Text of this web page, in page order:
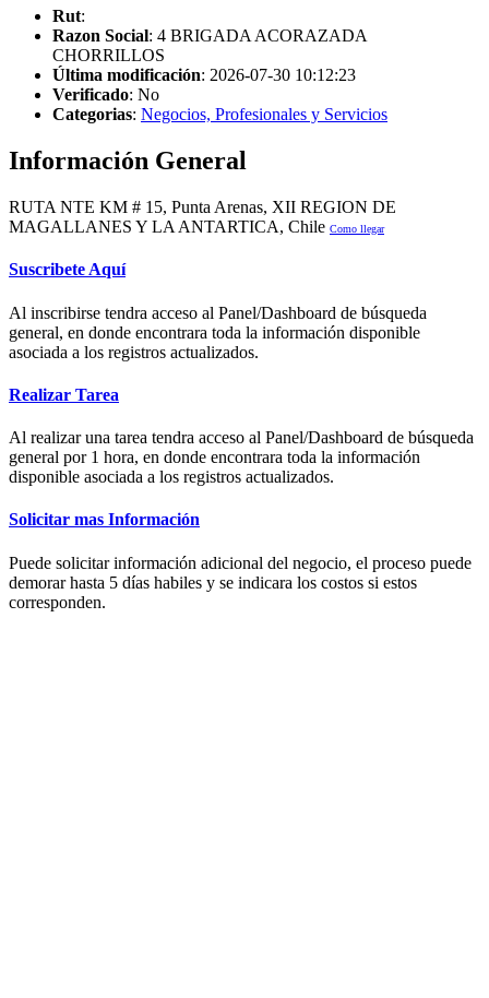
Rut:
Razon Social: 4 BRIGADA ACORAZADA
CHORRILLOS
Última modificación: 2026-07-30 10:12:23
Verificado: No
Categorias: Negocios, Profesionales y Servicios
Información General
RUTA NTE KM # 15, Punta Arenas, XII REGION DE
MAGALLANES Y LA ANTARTICA, Chile Como llegar
Suscribete Aquí
Al inscribirse tendra acceso al Panel/Dashboard de búsqueda
general, en donde encontrara toda la información disponible
asociada a los registros actualizados.
Realizar Tarea
Al realizar una tarea tendra acceso al Panel/Dashboard de búsqueda
general por 1 hora, en donde encontrara toda la información
disponible asociada a los registros actualizados.
Solicitar mas Información
Puede solicitar información adicional del negocio, el proceso puede
demorar hasta 5 días habiles y se indicara los costos si estos
corresponden.